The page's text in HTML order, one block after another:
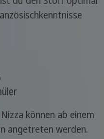
können ab einem
angetreten werden.